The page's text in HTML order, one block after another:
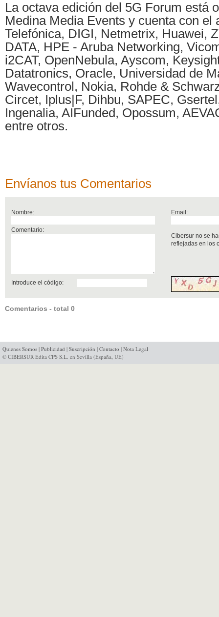
La octava edición del 5G Forum está
Medina Media Events y cuenta con el
Telefónica, DIGI, Netmetrix, Huawei,
DATA, HPE - Aruba Networking,
i2CAT, OpenNebula, Ayscom,
Datatronics, Oracle, Universidad de
Wavecontrol, Nokia, Rohde &
Circet, Iplus|F, Dihbu, SAPEC,
Ingenalia, AIFunded, Opossum,
entre otros.
Envíanos tus Comentarios
Nombre: Email:
Comentario:
Cibersur no se
reflejadas en los
Introduce el código:
Comentarios - total 0
Quienes Somos | Publicidad | Suscripción | Contacto | Nota Legal
© CIBERSUR Edita CPS S.L. en Sevilla (España, UE)